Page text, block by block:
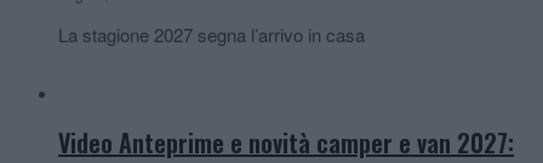
La stagione 2027 segna l’arrivo in casa
Video Anteprime e novità camper e van 2027: